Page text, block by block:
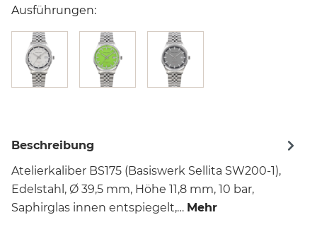
Ausführungen:
Beschreibung
Atelierkaliber BS175 (Basiswerk Sellita SW200-1),
Edelstahl, Ø 39,5 mm, Höhe 11,8 mm, 10 bar,
Saphirglas innen entspiegelt,… Mehr